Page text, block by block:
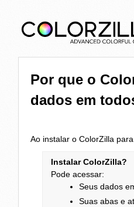
Por que o
dados em
Ao instalar o ColorZilla
Instalar ColorZilla?
Pode acessar:
Seus dados
Suas abas e